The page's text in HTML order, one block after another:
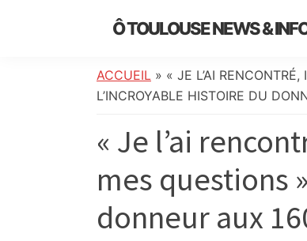
Ô TOULOUSE NEWS &
de
l’actualité
info
locale,
société,
culture,
politique,
ACCUEIL » « JE L’AI
L’INCROYABLE HISTOIRE DU
« Je l’ai
mes questions
donneur aux